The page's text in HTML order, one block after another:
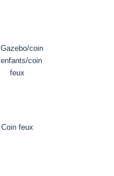
Gazebo/coin
enfants/coin
feux
Coin feux